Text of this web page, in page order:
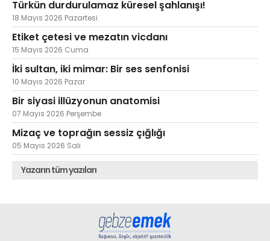
Türkün durdurulamaz küresel şahlanışı!
18 Mayıs 2026 Pazartesi
Etiket çetesi ve mezatın vicdanı
15 Mayıs 2026 Cuma
İki sultan, iki mimar: Bir ses senfonisi
10 Mayıs 2026 Pazar
Bir siyasi illüzyonun anatomisi
07 Mayıs 2026 Perşembe
Mizaç ve toprağın sessiz çığlığı
05 Mayıs 2026 Salı
Yazarın tüm yazıları